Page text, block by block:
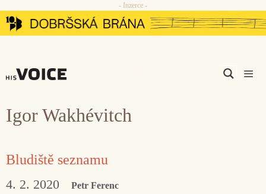
Přeskočit
na
- Inzerce -
Igor Wakhévitch
Bludiště seznamu
4. 2. 2020 Petr Ferenc